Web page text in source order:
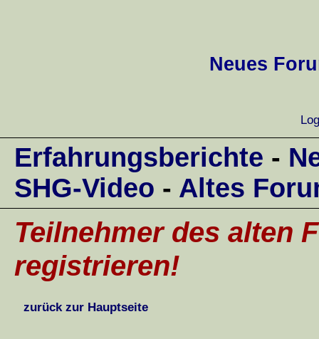
Neues
Erfahrungsberichte -
SHG-Video - Altes
Teilnehmer des alten
registrieren!
zurück zur Hauptseite